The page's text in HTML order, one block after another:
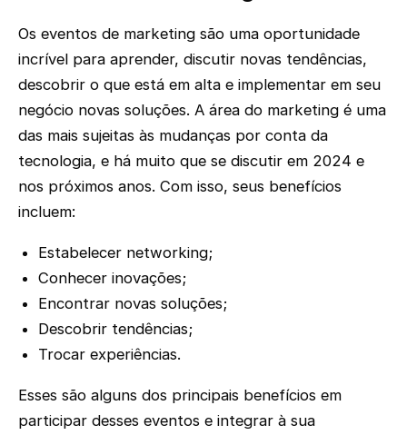
Os eventos de marketing são uma oportunidade
incrível para aprender, discutir novas tendências,
descobrir o que está em alta e implementar em seu
negócio novas soluções. A área do marketing é uma
das mais sujeitas às mudanças por conta da
tecnologia, e há muito que se discutir em 2024 e
nos próximos anos. Com isso, seus benefícios
incluem:
Estabelecer networking;
Conhecer inovações;
Encontrar novas soluções;
Descobrir tendências;
Trocar experiências.
Esses são alguns dos principais benefícios em
participar desses eventos e integrar à sua